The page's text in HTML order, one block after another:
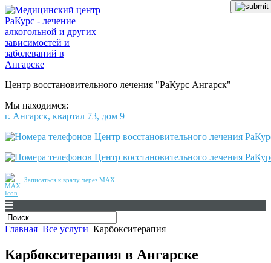
Центр восстановительного лечения "РаКурс Ангарск"
Мы находимся:
г. Ангарск, квартал 73, дом 9
Записаться к врачу через MAX
Главная Все услуги Карбокситерапия
Карбокситерапия в Ангарске